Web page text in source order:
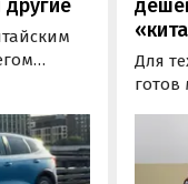
другие
Pro и
TXL и
с
Для
готов